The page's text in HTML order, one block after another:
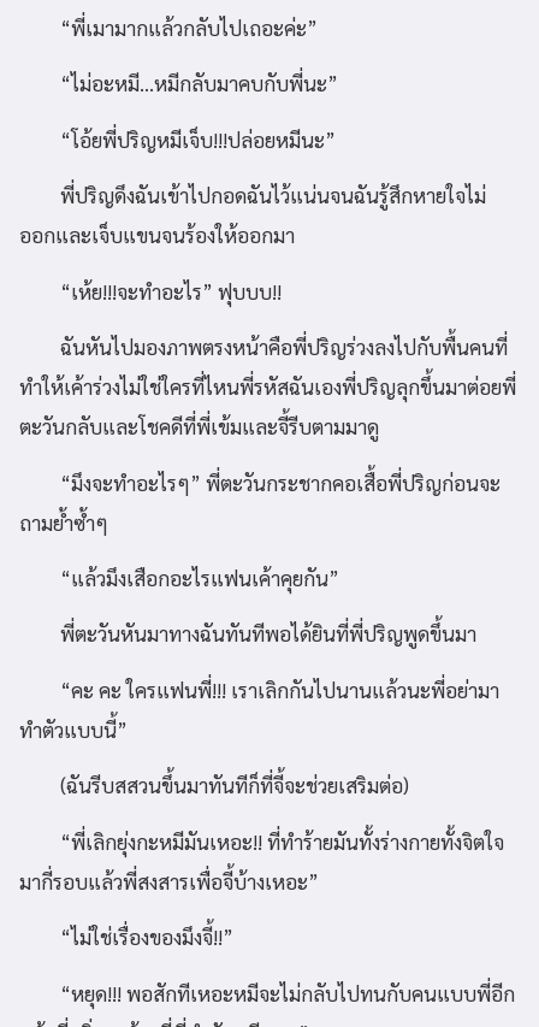
“พี่เมามากแล้วกลับไปเถอะค่ะ”
“ไม่อะหมี…หมีกลับมาคบกับพี่นะ”
“โอ้ยพี่ปริญหมีเจ็บ!!!ปล่อยหมีนะ”
พี่ปริญดึงฉันเข้าไปกอดฉันไว้แน่นจนฉันรู้สึกหายใจไม่
ออกและเจ็บแขนจนร้องให้ออกมา
“เห้ย!!!จะทำอะไร” ฟุบบบ!!
ฉันหันไปมองภาพตรงหน้าคือพี่ปริญร่วงลงไปกับพื้นคนที่
ทำให้เค้าร่วงไม่ใช่ใครที่ไหนพี่รหัสฉันเองพี่ปริญลุกขึ้นมาต่อยพี่
ตะวันกลับและโชคดีที่พี่เข้มและจี้รีบตามมาดู
“มึงจะทำอะไรๆ” พี่ตะวันกระชากคอเสื้อพี่ปริญก่อนจะ
ถามย้ำซ้ำๆ
“แล้วมึงเสือกอะไรแฟนเค้าคุยกัน”
พี่ตะวันหันมาทางฉันทันทีพอได้ยินที่พี่ปริญพูดขึ้นมา
“คะ คะ ใครแฟนพี่!!! เราเลิกกันไปนานแล้วนะพี่อย่ามา
ทำตัวแบบนี้”
(ฉันรีบสสวนขึ้นมาทันทีก็ที่จี้จะช่วยเสริมต่อ)
“พี่เลิกยุ่งกะหมีมันเหอะ!! ที่ทำร้ายมันทั้งร่างกายทั้งจิตใจ
มากี่รอบแล้วพี่สงสารเพื่อจี้บ้างเหอะ”
“ไม่ใช่เรื่องของมึงจี้!!”
“หยุด!!! พอสักทีเหอะหมีจะไม่กลับไปทนกับคนแบบพี่อีก